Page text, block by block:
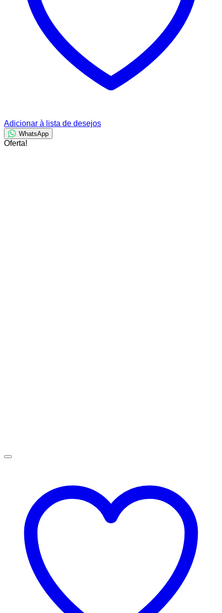
Adicionar à lista de desejos
WhatsApp
Oferta!